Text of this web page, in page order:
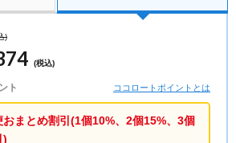
)
(税込)
ト ココロートポイントとは
おまとめ割引(1個10%、2個15%、3個
)